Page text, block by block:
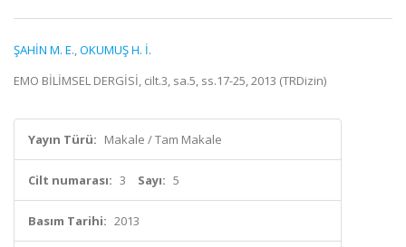
ŞAHİN M. E.,OKUMUŞ H. İ.
EMO BİLİMSEL DERGİSİ, cilt.3, sa.5, ss.17-25, 2013 (TRDizin)
Yayın Türü: Makale / Tam Makale
Cilt numarası: 3 Sayı: 5
Basım Tarihi: 2013